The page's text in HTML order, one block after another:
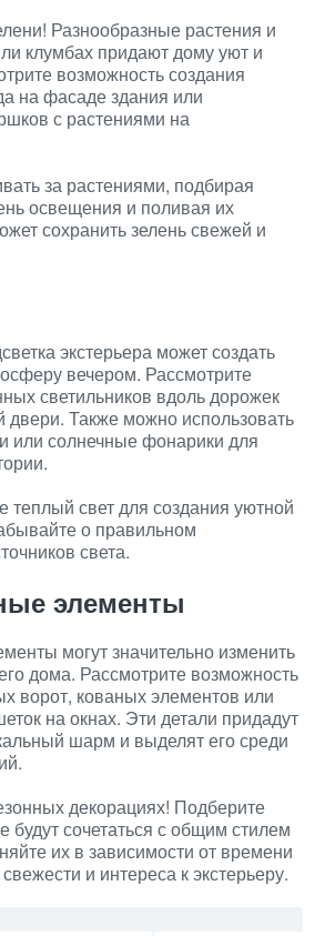
Разнообразные растения и
клумбах придают дому уют и
возможность создания
на фасаде здания или
с растениями на
за растениями, подбирая
освещения и поливая их
сохранить зелень свежей и
экстерьера может создать
вечером. Рассмотрите
светильников вдоль дорожек
двери. Также можно использовать
или солнечные фонарики для
теплый свет для создания уютной
о правильном
света.
элементы
могут значительно изменить
дома. Рассмотрите возможность
ворот, кованых элементов или
на окнах. Эти детали придадут
шарм и выделят его среди
декорациях! Подберите
будут сочетаться с общим стилем
их в зависимости от времени
и интереса к экстерьеру.